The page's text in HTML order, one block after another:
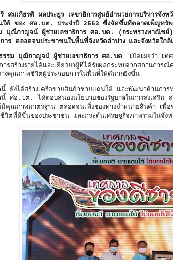
รี สมเกียรติ ผลประยูร เลขาธิการศูนย์อำนวยการบริหารจั
ใต้ ของ ศอ.บต. ประจำปี 2563 ซึ่งจัดขึ้นที่ตลาดเพ็ญทรั
มุณีกาญจน์ ผู้ช่วยเลขาธิการ ศอ.บต. (กระทรวงพาณิชย์
าร ตลอดจนประชาชนในพื้นที่จังหวัดลำปาง และจังหวัดใกล้
รรม มุณีกาญจน์ ผู้ช่วยเลขาธิการ ศอ.บต.
เปิดเผยว่า เ
ารสร้างรายได้และเยียวยาผู้ที่ได้รับผลกระทบจากสถานกา
างคุณภาพชีวิตผู้ประกอบการในพื้นที่ให้ดีมากยิ่งขึ้น
นี้ ยังได้สร้างเครือข่ายสินค้าชายแดนใต้ และพัฒนาด้านก
นี้ ศอ.บต. ได้ตอบสนองนโยบายของรัฐบาลในการส่งเสริม
มีคุณภาพมาตรฐาน ตลอดจนเพิ่งช่องทางจำหน่ายสินค้า เพื่
วิตที่ดีขึ้นของประชาชน และกระตุ้นเศรษฐกิจภาพรวมในจัง